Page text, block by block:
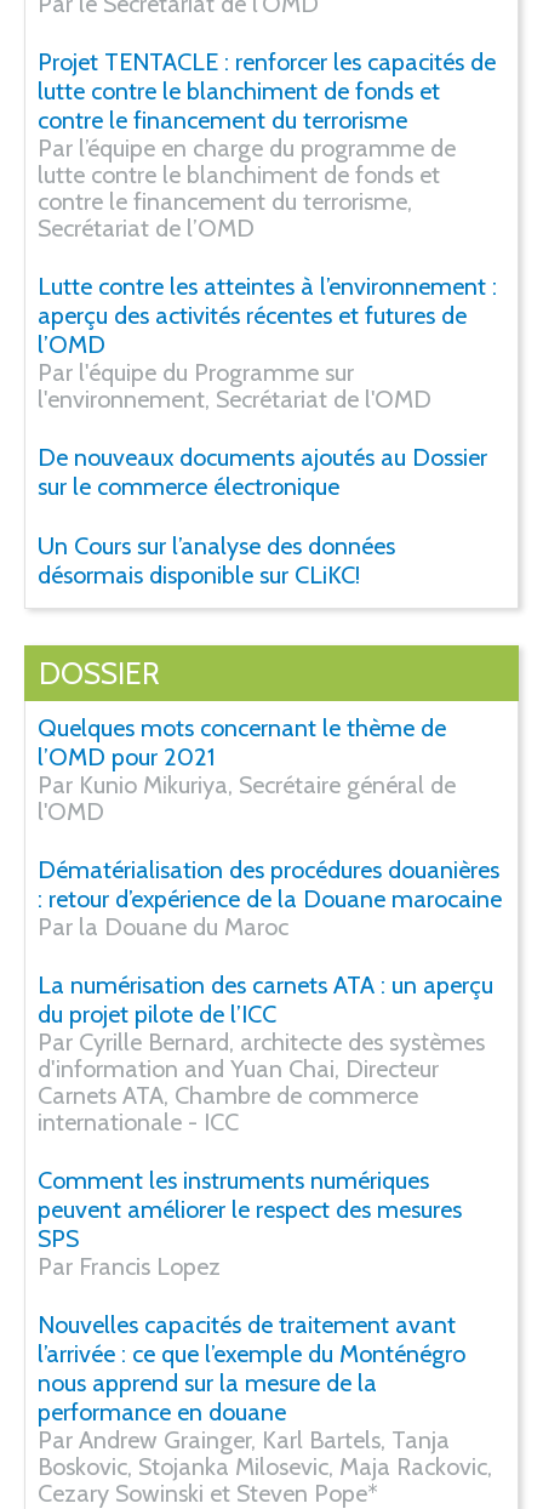
Projet TENTACLE : renforcer les capacités de
lutte contre le blanchiment de fonds et
contre le financement du terrorisme
Par l’équipe en charge du programme de
lutte contre le blanchiment de fonds et
contre le financement du terrorisme,
Secrétariat de l’OMD
Lutte contre les atteintes à l’environnement :
aperçu des activités récentes et futures de
l’OMD
Par l'équipe du Programme sur
l'environnement, Secrétariat de l'OMD
De nouveaux documents ajoutés au Dossier
sur le commerce électronique
Un Cours sur l’analyse des données
désormais disponible sur CLiKC!
DOSSIER
Quelques mots concernant le thème de
l’OMD pour 2021
Par Kunio Mikuriya, Secrétaire général de
l'OMD
Dématérialisation des procédures douanières
: retour d’expérience de la Douane marocaine
Par la Douane du Maroc
La numérisation des carnets ATA : un aperçu
du projet pilote de l’ICC
Par Cyrille Bernard, architecte des systèmes
d'information and Yuan Chai, Directeur
Carnets ATA, Chambre de commerce
internationale - ICC
Comment les instruments numériques
peuvent améliorer le respect des mesures
SPS
Par Francis Lopez
Nouvelles capacités de traitement avant
l’arrivée : ce que l’exemple du Monténégro
nous apprend sur la mesure de la
performance en douane
Par Andrew Grainger, Karl Bartels, Tanja
Boskovic, Stojanka Milosevic, Maja Rackovic,
Cezary Sowinski et Steven Pope*